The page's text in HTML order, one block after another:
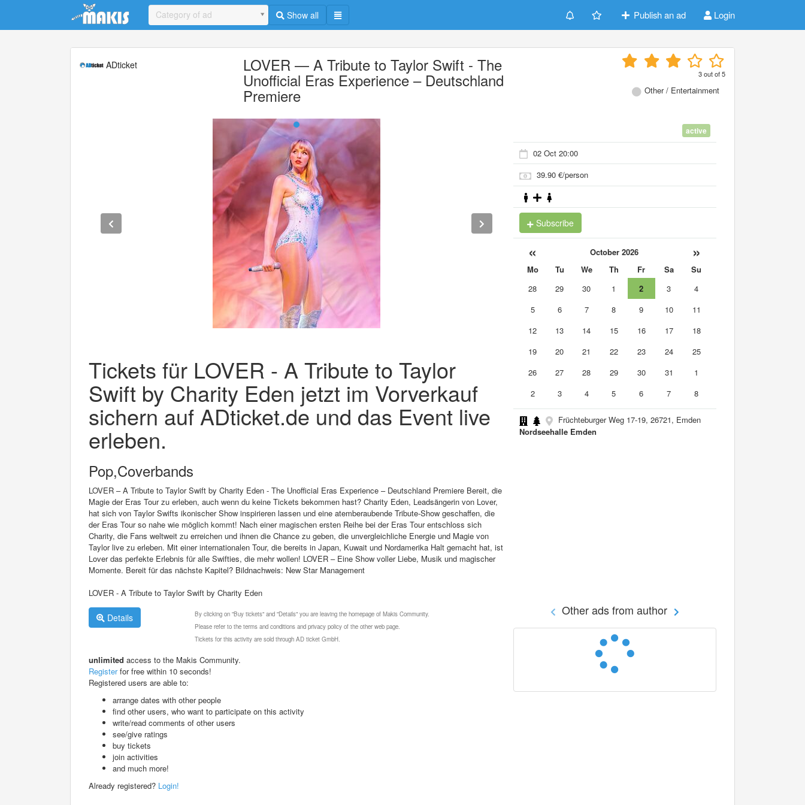
Update cookies preferences
Category of ad Show all Publish an ad Login
ADticket LOVER — A Tribute to Taylor Swift - The
Unofficial Eras Experience – Deutschland
Premiere
3out of5
Other / Entertainment
Tickets für LOVER - A Tribute to Taylor
Swift by Charity Eden jetzt im Vorverkauf
sichern auf ADticket.de und das Event live
erleben.
Pop,Coverbands
LOVER – A Tribute to Taylor Swift by Charity Eden - The Unofficial Eras Experience – Deutschland Premiere Bereit, die
Magie der Eras Tour zu erleben, auch wenn du keine Tickets bekommen hast? Charity Eden, Leadsängerin von Lover,
hat sich von Taylor Swifts ikonischer Show inspirieren lassen und eine atemberaubende Tribute-Show geschaffen, die
der Eras Tour so nahe wie möglich kommt! Nach einer magischen ersten Reihe bei der Eras Tour entschloss sich
Charity, die Fans weltweit zu erreichen und ihnen die Chance zu geben, die unvergleichliche Energie und Magie von
Taylor live zu erleben. Mit einer internationalen Tour, die bereits in Japan, Kuwait und Nordamerika Halt gemacht hat, ist
Lover das perfekte Erlebnis für alle Swifties, die mehr wollen! LOVER – Eine Show voller Liebe, Musik und magischer
Momente. Bereit für das nächste Kapitel? Bildnachweis: New Star Management
LOVER - A Tribute to Taylor Swift by Charity Eden
Details
By clicking on "Buy tickets" and "Details" you are leaving the homepage of Makis Community.
Please refer to the terms and conditions and privacy policy of the other web page.
Tickets for this activity are sold through AD ticket GmbH.
unlimited access to the Makis Community.
Registerfor free within 10 seconds!
Registered users are able to:
arrange dates with other people
find other users, who want to participate on this activity
write/read comments of other users
see/give ratings
buy tickets
join activities
and much more!
Already registered? Login!
active
02 Oct 20:00
39.90 €/person
Subscribe
« October 2026 »
Mo Tu We Th Fr Sa
Su
28
29 30 1 2 3
4
5
6 7 8 9 10
11
12
13 14 15 16 17
18
19
20 21 22 23 24
25
26
27 28 29 30 31
1
2
3 4 5 6 7 8
Früchteburger Weg 17-19, 26721, Emden
Nordseehalle Emden
Other ads from author